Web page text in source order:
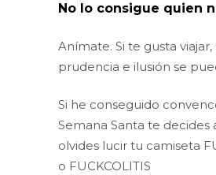
No lo consigue quien
Anímate. Si te gusta viajar,
prudencia e ilusión se
Si he conseguido
Semana Santa te decides
olvides lucir tu camiseta
o FUCKCOLITIS